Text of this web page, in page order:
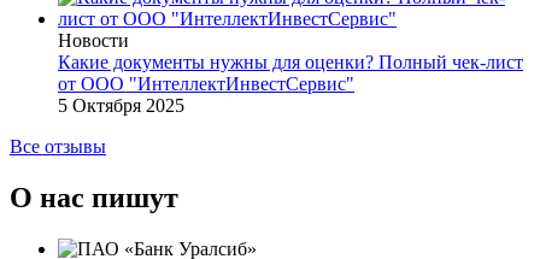
Новости
Какие документы нужны для оценки? Полный чек-лист
от ООО "ИнтеллектИнвестСервис"
5 Октября 2025
Все отзывы
О нас пишут